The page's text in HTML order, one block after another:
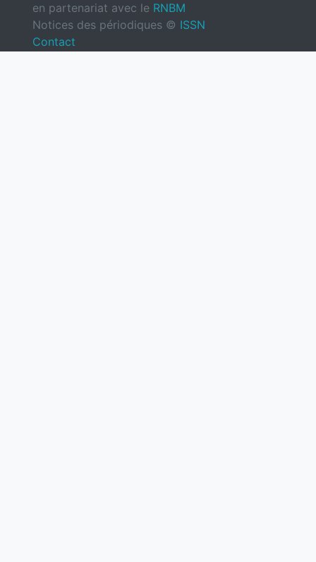
en partenariat avec le RNBM
Notices des périodiques © ISSN
Contact